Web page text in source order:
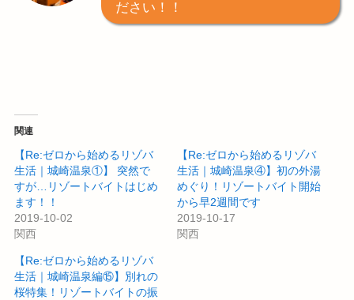
ださい！！
関連
【Re:ゼロから始めるリゾバ
生活｜城崎温泉①】 突然で
すが…リゾートバイトはじめ
ます！！
2019-10-02
関西
【Re:ゼロから始めるリゾバ
生活｜城崎温泉④】初の外湯
めぐり！リゾートバイト開始
から早2週間です
2019-10-17
関西
【Re:ゼロから始めるリゾバ
生活｜城崎温泉編⑮】別れの
桜特集！リゾートバイトの振